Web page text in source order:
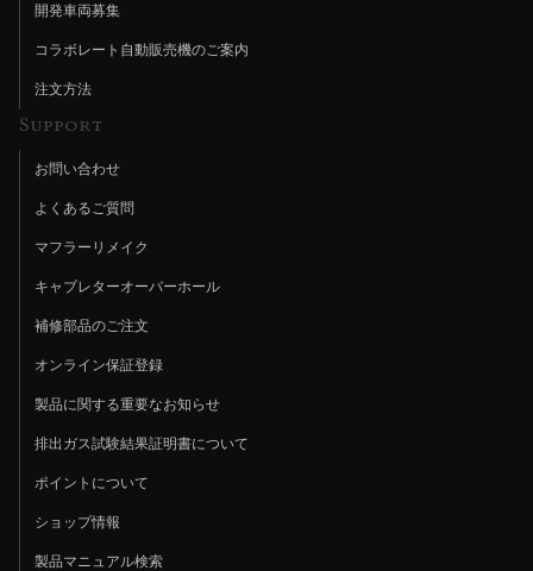
開発車両募集
コラボレート自動販売機のご案内
注文方法
Support
お問い合わせ
よくあるご質問
マフラーリメイク
キャブレターオーバーホール
補修部品のご注文
オンライン保証登録
製品に関する重要なお知らせ
排出ガス試験結果証明書について
ポイントについて
ショップ情報
製品マニュアル検索